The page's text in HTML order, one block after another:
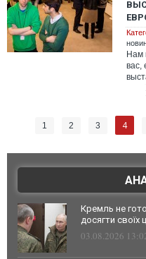
Нам
вас,
1 2 3 4
Кремль не
досягти своїх
03.08.2026